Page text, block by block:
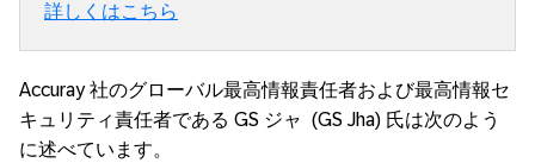
詳しくはこちら
Accuray 社のグローバル最高情報責任者および最高情報セ
キュリティ責任者である GS ジャ (GS Jha) 氏は次のよう
に述べています。